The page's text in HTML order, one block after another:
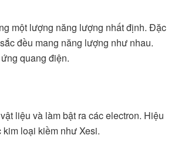
một lượng năng lượng nhất định. Đặc
đều mang năng lượng như nhau.
quang điện.
liệu và làm bật ra các electron. Hiệu
loại kiềm như Xesi.